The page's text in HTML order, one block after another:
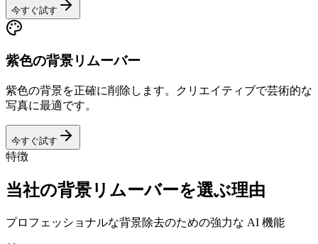
今すぐ試す
紫色の背景リムーバー
紫色の背景を正確に削除します。クリエイティブで芸術的な
写真に最適です。
今すぐ試す
特徴
当社の背景リムーバーを選ぶ理由
プロフェッショナルな背景除去のための強力な AI 機能